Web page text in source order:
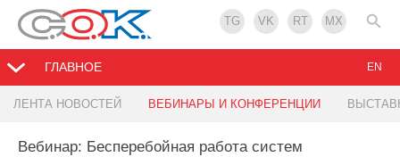
TG VK RT MX
ГЛАВНОЕ
ЛЕНТА НОВОСТЕЙ ВЕБИНАРЫ И КОНФЕРЕНЦИИ
EN
Вебинар: Бесперебойная работа систем